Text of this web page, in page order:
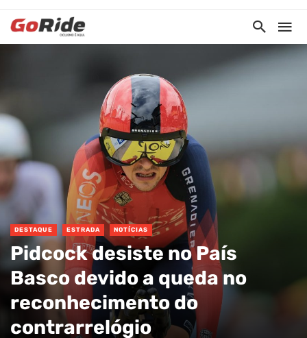
DESTAQUE ESTRADA NOTÍCIAS
Pidcock desiste no País
Basco devido a queda no
reconhecimento do
contrarrelógio